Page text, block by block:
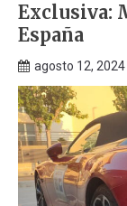
Exclusiva:
España
agosto 12, 2024